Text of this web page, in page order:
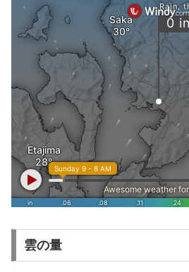
雲の量